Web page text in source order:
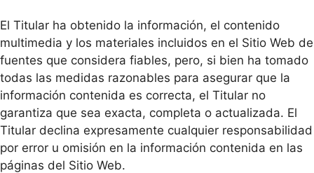
El Titular ha obtenido la información, el contenido
multimedia y los materiales incluidos en el Sitio Web de
fuentes que considera fiables, pero, si bien ha tomado
todas las medidas razonables para asegurar que la
información contenida es correcta, el Titular no
garantiza que sea exacta, completa o actualizada. El
Titular declina expresamente cualquier responsabilidad
por error u omisión en la información contenida en las
páginas del Sitio Web.